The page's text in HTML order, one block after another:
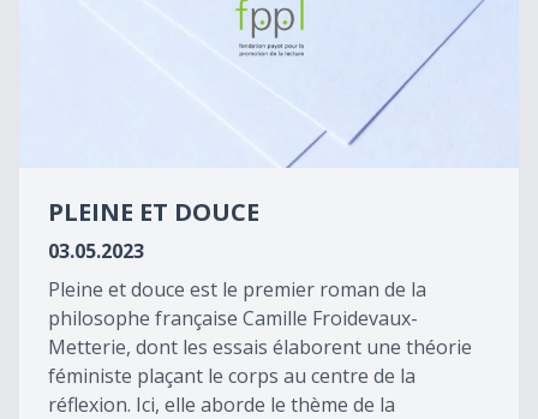
seconds
PLEINE ET DOUCE
03.05.2023
Pleine et douce est le premier roman de la
philosophe française Camille Froidevaux-
Metterie, dont les essais élaborent une théorie
féministe plaçant le corps au centre de la
réflexion. Ici, elle aborde le thème de la